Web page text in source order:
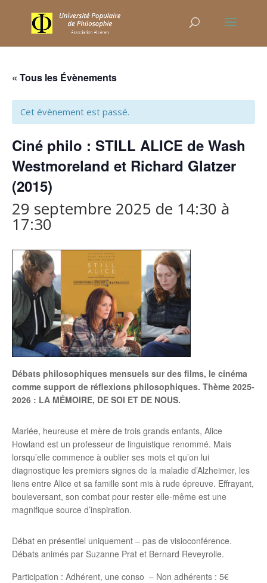
« Tous les Évènements
Cet évènement est passé.
Ciné philo : STILL ALICE de Wash
Westmoreland et Richard Glatzer
(2015)
29 septembre 2025 de 14:30 à
17:30
Débats philosophiques mensuels sur des films, le cinéma
comme support de réflexions philosophiques. Thème 2025-
2026 : LA MÉMOIRE, DE SOI ET DE NOUS.
Mariée, heureuse et mère de trois grands enfants, Alice
Howland est un professeur de linguistique renommé. Mais
lorsqu’elle commence à oublier ses mots et qu’on lui
diagnostique les premiers signes de la maladie d’Alzheimer, les
liens entre Alice et sa famille sont mis à rude épreuve. Effrayant,
bouleversant, son combat pour rester elle-même est une
magnifique source d’inspiration.
Débat en présentiel uniquement – pas de visioconférence.
Débats animés par Suzanne Prat et Bernard Reveyrolle.
Participation : Adhérent, une conso – Non adhérents : 5€